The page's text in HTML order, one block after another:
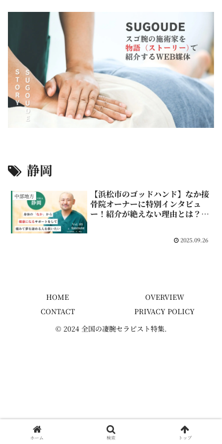
静岡
中部地方
【浜松市のゴッドハンド】なか接
骨院オーナーに特別インタビュ
ー！紹介が絶えない理由とは？
2025.09.26
HOME
OVERVIEW
CONTACT
PRIVACY POLICY
© 2024 全国の凄腕セラピスト特集.
ホーム 検索 トップ